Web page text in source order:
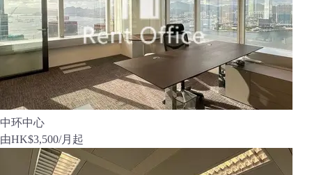
中环中心
由HK$3,500/月起